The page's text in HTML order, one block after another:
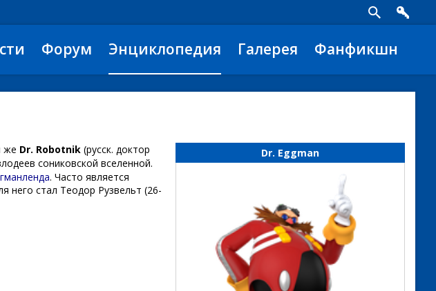
Форум Энциклопедия Галерея Фанфикшн
Dr. Eggman
же Dr. Robotnik (русск. доктор
сониковской вселенной.
. Часто является
него стал Теодор Рузвельт (26-